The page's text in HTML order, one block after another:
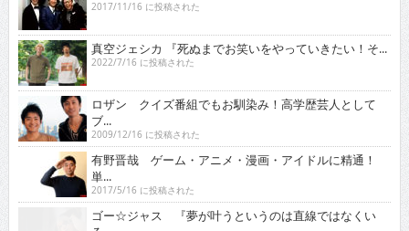
2017/11/16 に投稿された
真空ジェシカ 『死ぬまでお笑いをやっていきたい！そ...
2022/7/16 に投稿された
ロザン クイズ番組でもお馴染み！高学歴芸人として
ブ...
2009/12/16 に投稿された
有野晋哉 ゲーム・アニメ・漫画・アイドルに精通！
単...
2017/5/16 に投稿された
ゴー☆ジャス 『夢が叶うというのは直線ではなくい